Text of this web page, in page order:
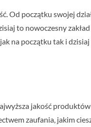
Od początku swojej
to nowoczesny
na początku tak i
jakość
zaufania, jakim